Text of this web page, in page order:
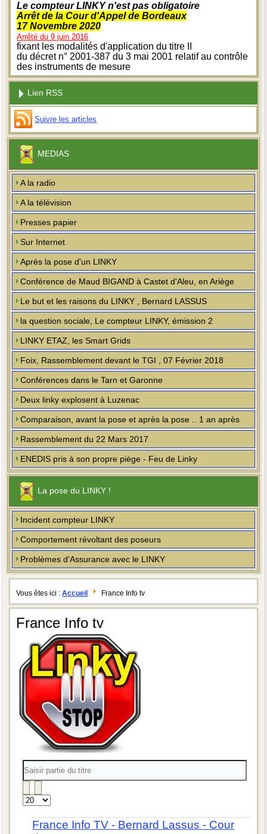
Le compteur LINKY n'est pas obligatoire
Arrêt de la Cour d'Appel de Bordeaux
17 Novembre 2020
Arrêté du 9 juin 2016
fixant les modalités d'application du titre II
du décret n° 2001-387 du 3 mai 2001 relatif au contrôle
des instruments de mesure
Lien RSS
Suivre les articles
MEDIAS
A la radio
A la télévision
Presses papier
Sur Internet
Après la pose d'un LINKY
Conférence de Maud BIGAND à Castet d'Aleu, en Ariège
Le but et les raisons du LINKY , Bernard LASSUS
la question sociale, Le compteur LINKY, émission 2
LINKY ETAZ, les Smart Grids
Foix, Rassemblement devant le TGI , 07 Février 2018
Conférences dans le Tarn et Garonne
Deux linky explosent à Luzenac
Comparaison, avant la pose et après la pose .. 1 an après
Rassemblement du 22 Mars 2017
ENEDIS pris à son propre piège - Feu de Linky
La pose du LINKY !
Incident compteur LINKY
Comportement révoltant des poseurs
Problèmes d'Assurance avec le LINKY
Vous êtes ici :Accueil France Info tv
France Info tv
Saisir
partie
du
Affichage
#
France Info TV - Bernard Lassus - Cour